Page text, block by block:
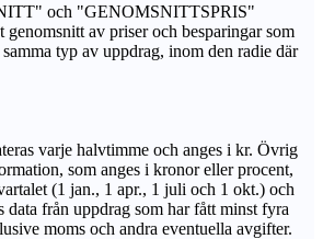
och "GENOMSNITTSPRIS"
genomsnitt av priser och besparingar som
typ av uppdrag, inom den radie där
varje halvtimme och anges i kr. Övrig
som anges i kronor eller procent,
(1 jan., 1 apr., 1 juli och 1 okt.) och
data från uppdrag som har fått minst fyra
moms och andra eventuella avgifter.